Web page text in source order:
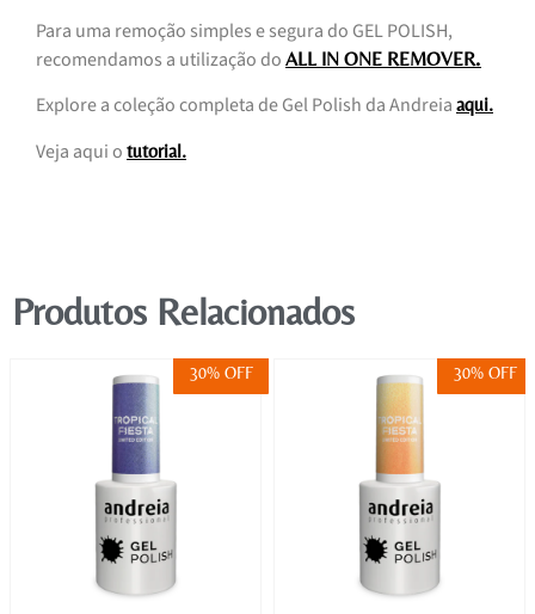
Para uma remoção simples e segura do GEL POLISH,
recomendamos a utilização do ALL IN ONE REMOVER.
Explore a coleção completa de Gel Polish da Andreia aqui.
Veja aqui o tutorial.
Produtos Relacionados
30% OFF 30% OFF